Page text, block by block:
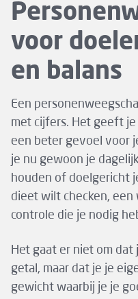
voor
en balans
Een
met cijfers. Het geeft
een beter gevoel voor
je nu gewoon je
houden of doelgericht
dieet wilt checken,
controle die je nodig
Het gaat er niet om
getal, maar dat je je
gewicht waarbij je je